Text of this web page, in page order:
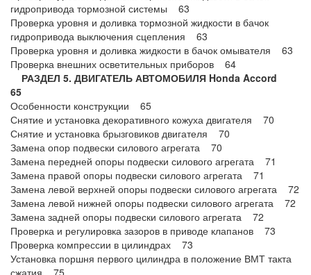
гидропривода тормозной системы 63
Проверка уровня и доливка тормозной жидкости в бачок
гидропривода выключения сцепления 63
Проверка уровня и доливка жидкости в бачок омывателя 63
Проверка внешних осветительных приборов 64
РАЗДЕЛ 5. ДВИГАТЕЛЬ АВТОМОБИЛЯ Honda Accord
65
Особенности конструкции 65
Снятие и установка декоративного кожуха двигателя 70
Снятие и установка брызговиков двигателя 70
Замена опор подвески силового агрегата 70
Замена передней опоры подвески силового агрегата 71
Замена правой опоры подвески силового агрегата 71
Замена левой верхней опоры подвески силового агрегата 72
Замена левой нижней опоры подвески силового агрегата 72
Замена задней опоры подвески силового агрегата 72
Проверка и регулировка зазоров в приводе клапанов 73
Проверка компрессии в цилиндрах 73
Установка поршня первого цилиндра в положение ВМТ такта
сжатия 75